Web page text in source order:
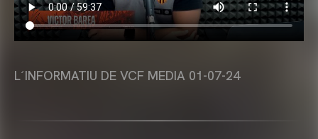
L´INFORMATIU DE VCF MEDIA 01-07-24